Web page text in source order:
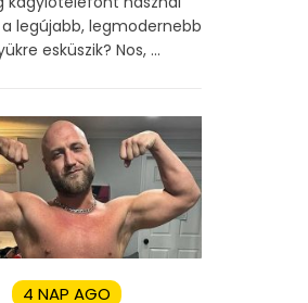
legújabb, legmodernebb
esküszik? Nos, ...
4 NAP AGO